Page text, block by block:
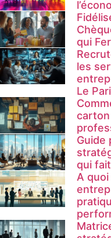
qui
les
Le
Guide
qui
A